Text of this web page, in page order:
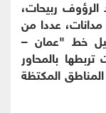
ربيحات،
مدانات، عددا من
خط "عمان –
بالمحاور
المكتظة